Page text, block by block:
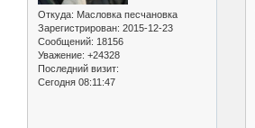
Откуда: Масловка песчановка
Зарегистрирован: 2015-12-23
Сообщений: 18156
Уважение: +24328
Последний визит:
Сегодня 08:11:47